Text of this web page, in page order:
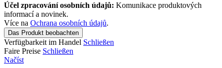
Účel zpracování osobních údajů: Komunikace produktových
informací a novinek.
Více na Ochrana osobních údajů.
Das Produkt beobachten
Verfügbarkeit im Handel Schließen
Faire Preise Schließen
Načíst